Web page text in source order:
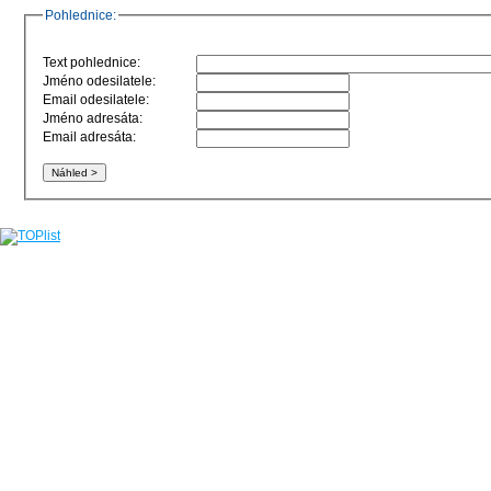
Pohlednice:
Text pohlednice:
Jméno odesilatele:
Email odesilatele:
Jméno adresáta:
Email adresáta: